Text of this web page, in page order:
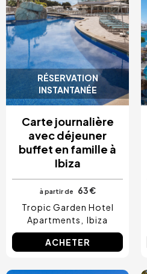
RÉSERVATION
INSTANTANÉE
Carte journalière
avec déjeuner
buffet en famille à
Ibiza
à partir de
63 €
Tropic Garden Hotel
Apartments
Ibiza
ACHETER